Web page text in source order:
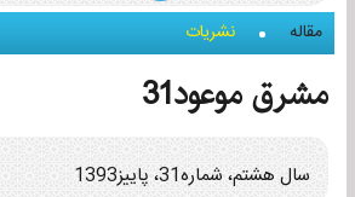
مقاله نشریات
مشرق موعود31
سال هشتم، شماره31، پاییز1393